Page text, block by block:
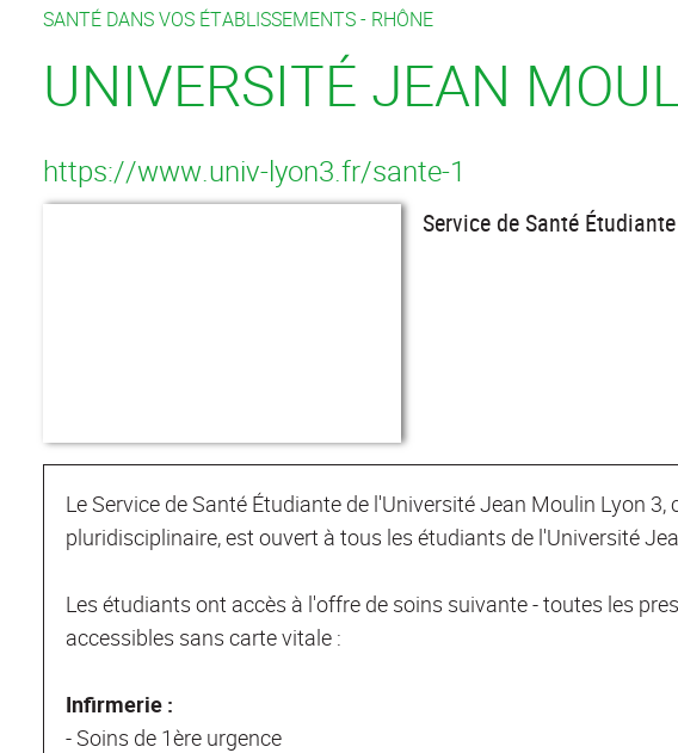
SANTÉ DANS VOS ÉTABLISSEMENTS - RHÔNE
UNIVERSITÉ JEAN
https://www.univ-lyon3.fr/sante-1
Service de Santé Étudiante
Le Service de Santé Étudiante de l'Université Jean Moulin Lyon 3,
pluridisciplinaire, est ouvert à tous les étudiants de l'Université
Les étudiants ont accès à l'offre de soins suivante - toutes les
accessibles sans carte vitale :
Infirmerie :
- Soins de 1ère urgence